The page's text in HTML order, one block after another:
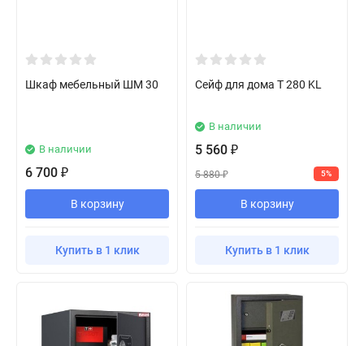
Шкаф мебельный ШМ 30
В наличии
6 700 ₽
В корзину
Купить в 1 клик
Сейф для дома T 280 KL
В наличии
5 560 ₽
5 880₽ 5%
В корзину
Купить в 1 клик